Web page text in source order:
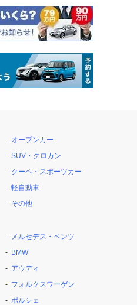
オープンカー
SUV・クロカン
クーペ・スポーツカー
軽自動車
その他
メルセデス・ベンツ
BMW
アウディ
フォルクスワーゲン
ポルシェ